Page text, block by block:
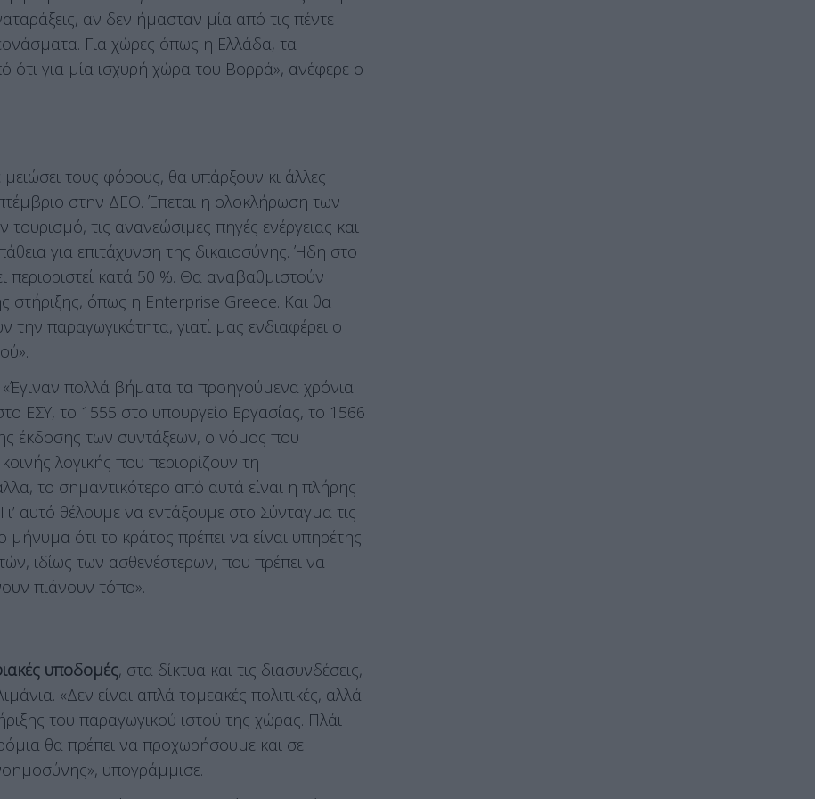
αν δεν ήμασταν μία από τις πέντε
Για χώρες όπως η Ελλάδα, τα
ότι για μία ισχυρή χώρα του Βορρά», ανέφερε ο
μειώσει τους φόρους, θα υπάρξουν κι άλλες
στην ΔΕΘ. Έπεται η ολοκλήρωση των
τις ανανεώσιμες πηγές ενέργειας και
για επιτάχυνση της δικαιοσύνης. Ήδη στο
περιοριστεί κατά 50 %. Θα αναβαθμιστούν
στήριξης, όπως η Enterprise Greece. Και θα
την παραγωγικότητα, γιατί μας ενδιαφέρει ο
«Έγιναν πολλά βήματα τα προηγούμενα χρόνια
ΕΣΥ, το 1555 στο υπουργείο Εργασίας, το 1566
έκδοσης των συντάξεων, ο νόμος που
λογικής που περιορίζουν τη
το σημαντικότερο από αυτά είναι η πλήρης
αυτό θέλουμε να εντάξουμε στο Σύνταγμα τις
μήνυμα ότι το κράτος πρέπει να είναι υπηρέτης
ιδίως των ασθενέστερων, που πρέπει να
πιάνουν τόπο».
υποδομές, στα δίκτυα και τις διασυνδέσεις,
«Δεν είναι απλά τομεακές πολιτικές, αλλά
του παραγωγικού ιστού της χώρας. Πλάι
θα πρέπει να προχωρήσουμε και σε
υπογράμμισε.